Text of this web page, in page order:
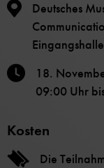
Deutsches
18.
09:00 Uhr
Kosten
Die